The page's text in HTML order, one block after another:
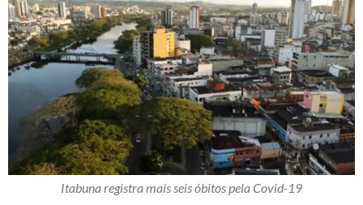
Itabuna registra mais seis óbitos pela Covid-19